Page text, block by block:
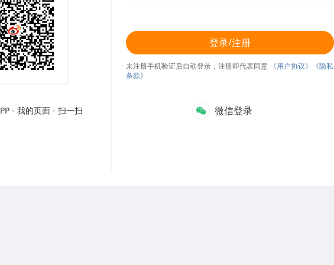
- 我的页面 - 扫一扫
登录/注册
未注册手机验证后自动登录，注册即代表同意 《用户协议》
《隐私
条款》
微信登录